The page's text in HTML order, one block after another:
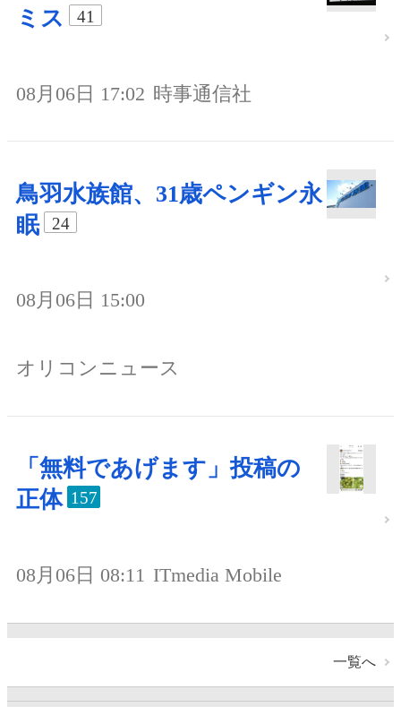
ミス
41
08月06日 17:02 時事通信社
鳥羽水族館、31歳ペンギン永
眠
24
08月06日 15:00
オリコンニュース
「無料であげます」投稿の
正体 157
08月06日 08:11 ITmedia Mobile
一覧へ